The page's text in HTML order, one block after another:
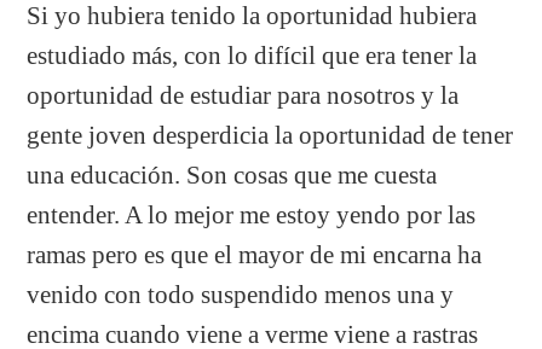
Si yo hubiera tenido la oportunidad hubiera
estudiado más, con lo difícil que era tener la
oportunidad de estudiar para nosotros y la
gente joven desperdicia la oportunidad de tener
una educación. Son cosas que me cuesta
entender. A lo mejor me estoy yendo por las
ramas pero es que el mayor de mi encarna ha
venido con todo suspendido menos una y
encima cuando viene a verme viene a rastras